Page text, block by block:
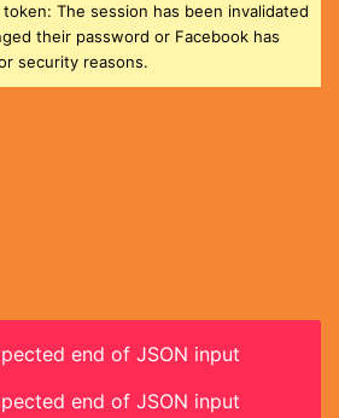
The session has been invalidated
their password or Facebook has
security reasons.
end of JSON input
end of JSON input